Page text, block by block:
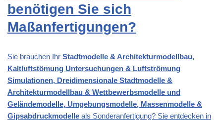
benötigen Sie sich
Maßanfertigungen?
Sie brauchen Ihr Stadtmodelle & Architekturmodellbau,
Kaltluftstömung Untersuchungen & Luftströmung
Simulationen, Dreidimensionale Stadtmodelle &
Architekturmodellbau & Wettbewerbsmodelle und
Geländemodelle, Umgebungsmodelle, Massenmodelle &
Gipsabdruckmodelle als Sonderanfertigung? Sie entdecken in